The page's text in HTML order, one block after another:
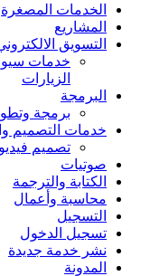
الخدمات المصغرة
المشاريع
التسويق
خدمات سيو
الزيارات
البرمجة
برمجة
خدمات التصميم
تصميم فيديو
صوتيات
الكتابة والترجمة
محاسبة وأعمال
التسجيل
تسجيل الدخول
نشر خدمة جديدة
المدونة